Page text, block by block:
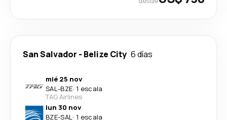
San Salvador - Belize City 6 días
mié 25 nov
SAL-BZE· 1 escala
TAG Airlines
lun 30 nov
BZE-SAL· 1 escala